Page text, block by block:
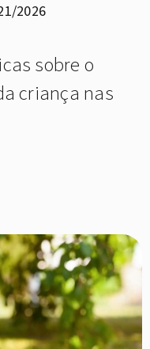
2026
sobre o
criança nas